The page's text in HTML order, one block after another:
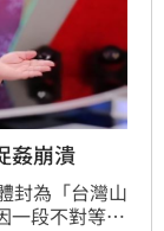
姦崩潰
封為「台灣山
一段不對等的